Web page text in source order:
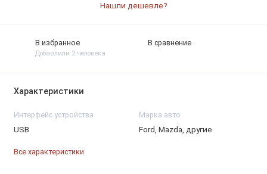
Нашли дешевле?
В избранное
Добавлили 2 человека
В сравнение
Характеристики
Интерфейс устройства
USB
Марка авто
Ford, Mazda, другие
Все характеристики